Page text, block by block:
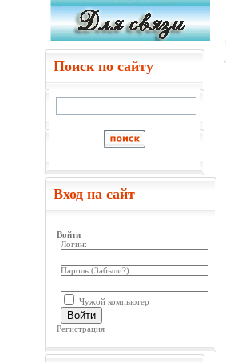
Поиск по сайту
Вход на сайт
Войти
Логин:
Пароль (Забыли?):
Чужой компьютер
Войти
Регистрация